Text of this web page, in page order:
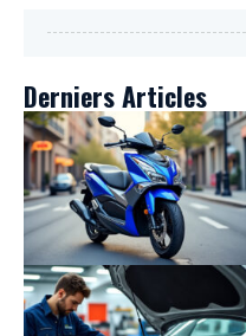
Derniers Articles